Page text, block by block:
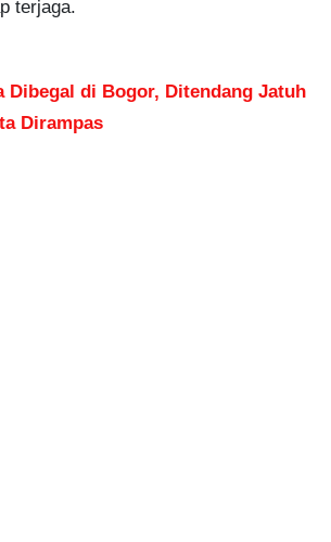
terjaga.
Dibegal di Bogor, Ditendang Jatuh
Dirampas